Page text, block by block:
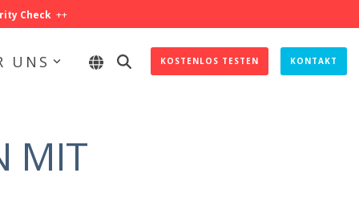
Check ++
UNS KOSTENLOS TESTEN KONTAKT
MIT